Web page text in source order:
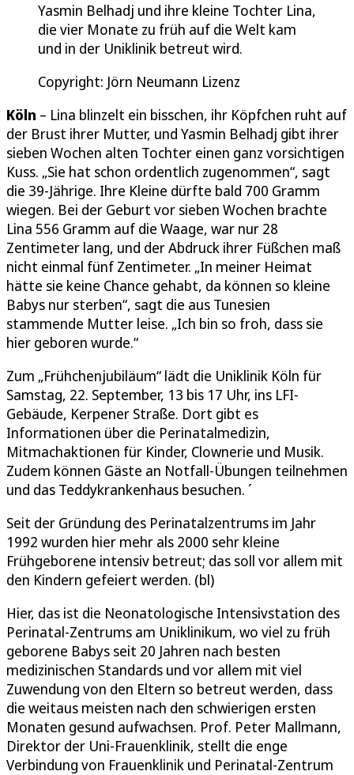
Yasmin Belhadj und ihre kleine Tochter Lina,
die vier Monate zu früh auf die Welt kam
und in der Uniklinik betreut wird.
Copyright: Jörn Neumann Lizenz
Köln – Lina blinzelt ein bisschen, ihr Köpfchen ruht auf
der Brust ihrer Mutter, und Yasmin Belhadj gibt ihrer
sieben Wochen alten Tochter einen ganz vorsichtigen
Kuss. „Sie hat schon ordentlich zugenommen“, sagt
die 39-Jährige. Ihre Kleine dürfte bald 700 Gramm
wiegen. Bei der Geburt vor sieben Wochen brachte
Lina 556 Gramm auf die Waage, war nur 28
Zentimeter lang, und der Abdruck ihrer Füßchen maß
nicht einmal fünf Zentimeter. „In meiner Heimat
hätte sie keine Chance gehabt, da können so kleine
Babys nur sterben“, sagt die aus Tunesien
stammende Mutter leise. „Ich bin so froh, dass sie
hier geboren wurde.“
Zum „Frühchenjubiläum“ lädt die Uniklinik Köln für
Samstag, 22. September, 13 bis 17 Uhr, ins LFI-
Gebäude, Kerpener Straße. Dort gibt es
Informationen über die Perinatalmedizin,
Mitmachaktionen für Kinder, Clownerie und Musik.
Zudem können Gäste an Notfall-Übungen teilnehmen
und das Teddykrankenhaus besuchen. ´
Seit der Gründung des Perinatalzentrums im Jahr
1992 wurden hier mehr als 2000 sehr kleine
Frühgeborene intensiv betreut; das soll vor allem mit
den Kindern gefeiert werden. (bl)
Hier, das ist die Neonatologische Intensivstation des
Perinatal-Zentrums am Uniklinikum, wo viel zu früh
geborene Babys seit 20 Jahren nach besten
medizinischen Standards und vor allem mit viel
Zuwendung von den Eltern so betreut werden, dass
die weitaus meisten nach den schwierigen ersten
Monaten gesund aufwachsen. Prof. Peter Mallmann,
Direktor der Uni-Frauenklinik, stellt die enge
Verbindung von Frauenklinik und Perinatal-Zentrum